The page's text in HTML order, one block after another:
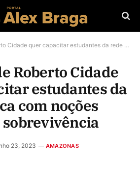
capacitar estudantes da rede pública com noções básicas de sobrevivência
Roberto Cidade
estudantes da
com noções
sobrevivência
23, 2023 AMAZONAS